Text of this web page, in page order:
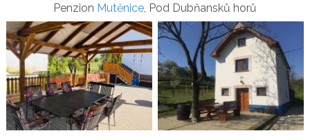
Penzion Mutěnice , Pod Dubňansků horů